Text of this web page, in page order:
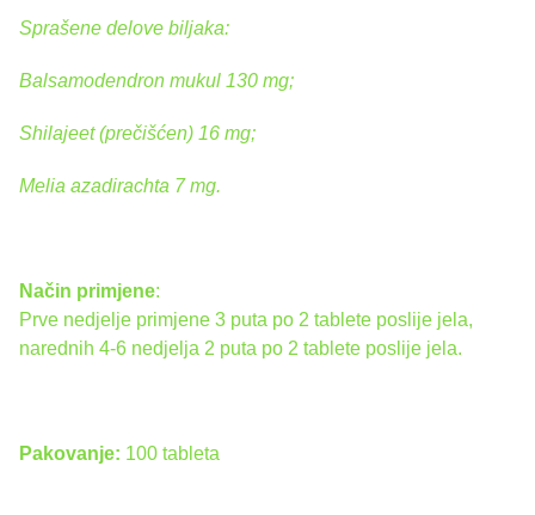
Sprašene delove biljaka:
Balsamodendron mukul 130 mg;
Shilajeet (prečišćen) 16 mg;
Melia azadirachta 7 mg.
Način primjene:
Prve nedjelje primjene 3 puta po 2 tablete poslije jela,
narednih 4-6 nedjelja 2 puta po 2 tablete poslije jela.
Pakovanje: 100 tableta